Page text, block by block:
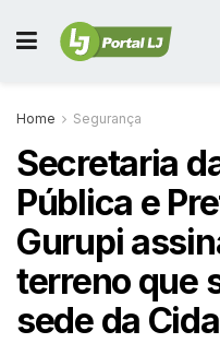
Home Segurança
Secretaria
Pública e
Gurupi
terreno que
sede da